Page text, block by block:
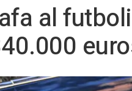
al